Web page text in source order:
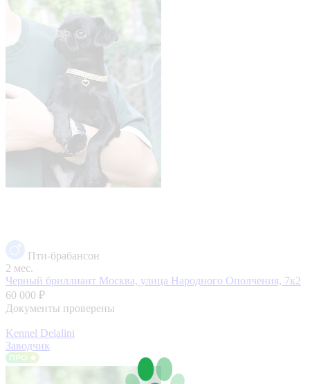
Пти-брабансон
2 мес.
Черный бриллиант Москва, улица Народного Ополчения, 7к2
60 000 ₽
Документы проверены
Kennel Delalini
Заводчик